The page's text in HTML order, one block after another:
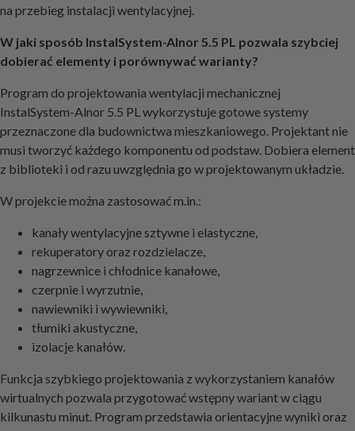
na przebieg instalacji wentylacyjnej.
W jaki sposób InstalSystem-Alnor 5.5 PL pozwala szybciej
dobierać elementy i porównywać warianty?
Program do projektowania wentylacji mechanicznej
InstalSystem-Alnor 5.5 PL wykorzystuje gotowe systemy
przeznaczone dla budownictwa mieszkaniowego. Projektant nie
musi tworzyć każdego komponentu od podstaw. Dobiera element
z biblioteki i od razu uwzględnia go w projektowanym układzie.
W projekcie można zastosować m.in.:
kanały wentylacyjne sztywne i elastyczne,
rekuperatory oraz rozdzielacze,
nagrzewnice i chłodnice kanałowe,
czerpnie i wyrzutnie,
nawiewniki i wywiewniki,
tłumiki akustyczne,
izolacje kanałów.
Funkcja szybkiego projektowania z wykorzystaniem kanałów
wirtualnych pozwala przygotować wstępny wariant w ciągu
kilkunastu minut. Program przedstawia orientacyjne wyniki oraz